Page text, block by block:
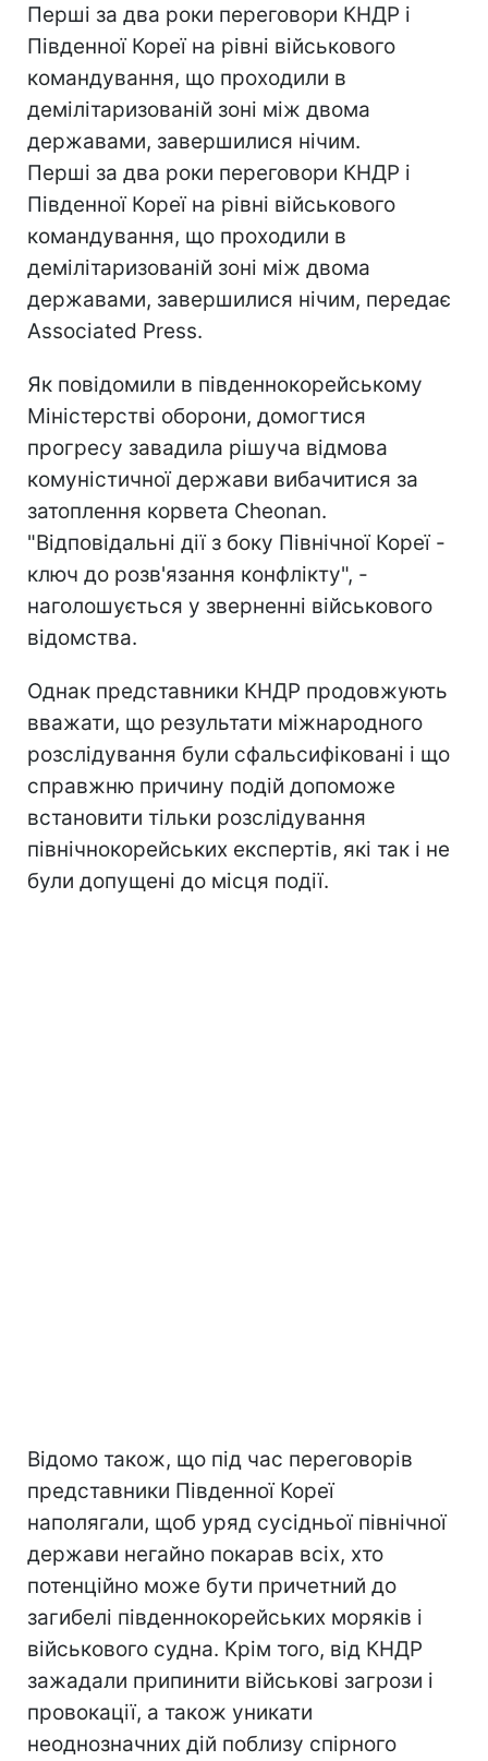
Перші за два роки переговори КНДР і
Південної Кореї на рівні військового
командування, що проходили в
демілітаризованій зоні між двома
державами, завершилися нічим.
Перші за два роки переговори КНДР і
Південної Кореї на рівні військового
командування, що проходили в
демілітаризованій зоні між двома
державами, завершилися нічим, передає
Associated Press.
Як повідомили в південнокорейському
Міністерстві оборони, домогтися
прогресу завадила рішуча відмова
комуністичної держави вибачитися за
затоплення корвета Cheonan.
"Відповідальні дії з боку Північної Кореї -
ключ до розв'язання конфлікту", -
наголошується у зверненні військового
відомства.
Однак представники КНДР продовжують
вважати, що результати міжнародного
розслідування були сфальсифіковані і що
справжню причину подій допоможе
встановити тільки розслідування
північнокорейських експертів, які так і не
були допущені до місця події.
Відомо також, що під час переговорів
представники Південної Кореї
наполягали, щоб уряд сусідньої північної
держави негайно покарав всіх, хто
потенційно може бути причетний до
загибелі південнокорейських моряків і
військового судна. Крім того, від КНДР
зажадали припинити військові загрози і
провокації, а також уникати
неоднозначних дій поблизу спірного